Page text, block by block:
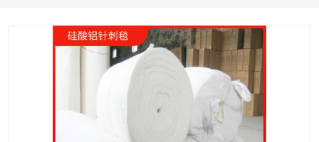
硅酸铝垫片 陶瓷纤维纸
硅酸铝模块
硅酸铝板